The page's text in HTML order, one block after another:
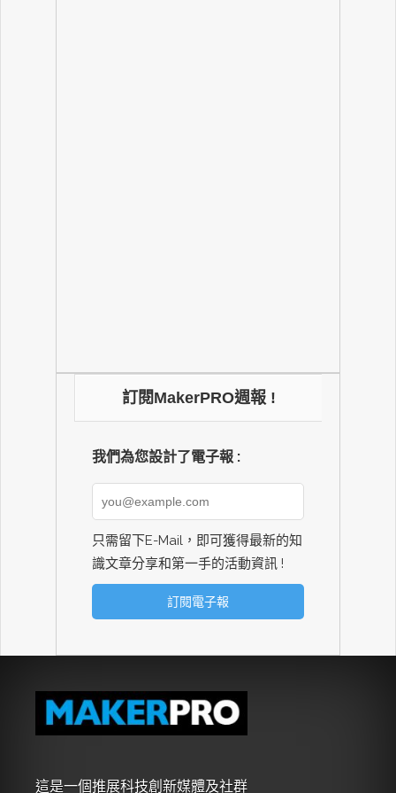
訂閱MakerPRO週報 !
我們為您設計了電子報 :
只需留下E-Mail，即可獲得最新的知
識文章分享和第一手的活動資訊 !
這是一個推展科技創新媒體及社群